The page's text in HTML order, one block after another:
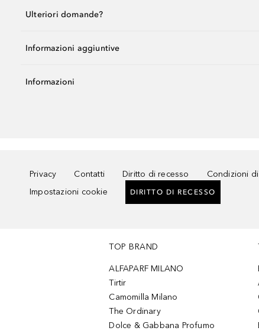
Ulteriori domande?
Informazioni aggiuntive
Informazioni
Privacy Contatti Diritto di recesso Condizioni
Impostazioni cookie
DIRITTO DI RECESSO
TOP BRAND
ALFAPARF MILANO
Tirtir
Camomilla Milano
The Ordinary
Dolce & Gabbana Profumo